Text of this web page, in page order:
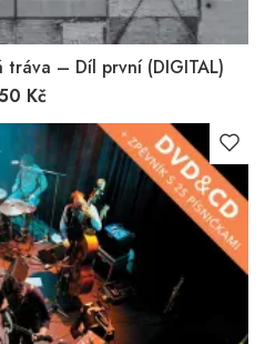
tráva – Díl první (DIGITAL)
Kč